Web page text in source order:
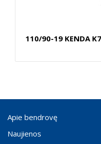
110/90-19 KENDA
Apie bendrovę
Naujienos